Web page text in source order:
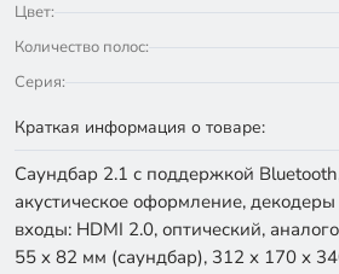
Цвет:
Количество полос:
Серия:
Краткая информация о товаре:
Саундбар 2.1 с поддержкой
акустическое оформление,
входы: HDMI 2.0, оптический,
55 x 82 мм (саундбар), 312 х 170 х